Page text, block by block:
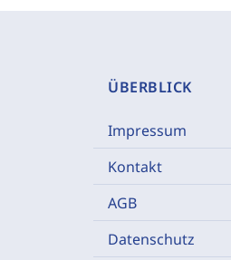
ÜBERBLICK
Impressum
Kontakt
AGB
Datenschutz